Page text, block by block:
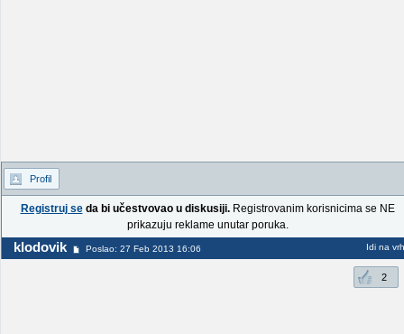
Profil
Registruj seda bi učestvovao u diskusiji.Registrovanim korisnicima se NE
prikazuju reklame unutar poruka.
klodovik Poslao: 27 Feb 2013 16:06 Idi na vrh
2